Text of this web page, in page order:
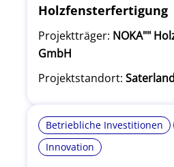
Holzfensterfertigung
Projektträger: NOKA""
GmbH
Projektstandort: Saterland
Betriebliche Investitionen
Innovation